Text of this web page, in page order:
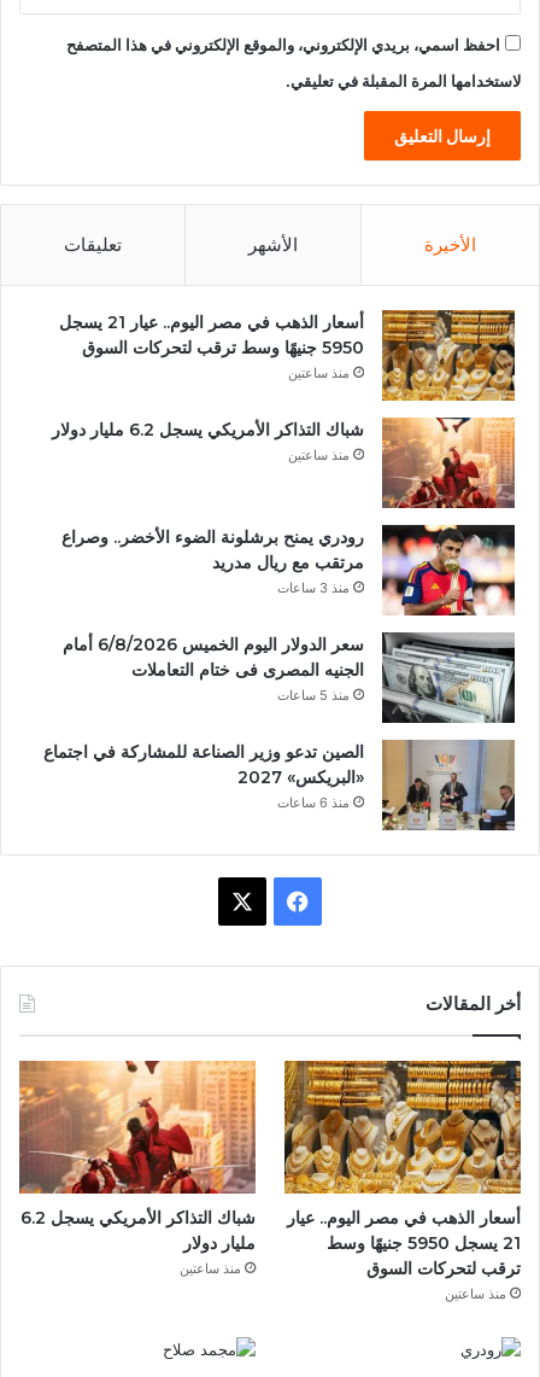
احفظ اسمي، بريدي الإلكتروني، والموقع الإلكتروني في هذا المتصفح
لاستخدامها المرة المقبلة في تعليقي.
الأخيرة الأشهر تعليقات
أسعار الذهب في مصر اليوم.. عيار 21 يسجل
5950 جنيهًا وسط ترقب لتحركات السوق
منذ ساعتين
شباك التذاكر الأمريكي يسجل 6.2 مليار دولار
منذ ساعتين
رودري يمنح برشلونة الضوء الأخضر.. وصراع
مرتقب مع ريال مدريد
منذ 3 ساعات
سعر الدولار اليوم الخميس 6/8/2026 أمام
الجنيه المصرى فى ختام التعاملات
منذ 5 ساعات
الصين تدعو وزير الصناعة للمشاركة في اجتماع
«البريكس» 2027
منذ 6 ساعات
و
ك
أخر المقالات
أسعار الذهب في مصر اليوم.. عيار
21 يسجل 5950 جنيهًا وسط
ترقب لتحركات السوق
منذ ساعتين
شباك التذاكر الأمريكي يسجل 6.2
مليار دولار
منذ ساعتين